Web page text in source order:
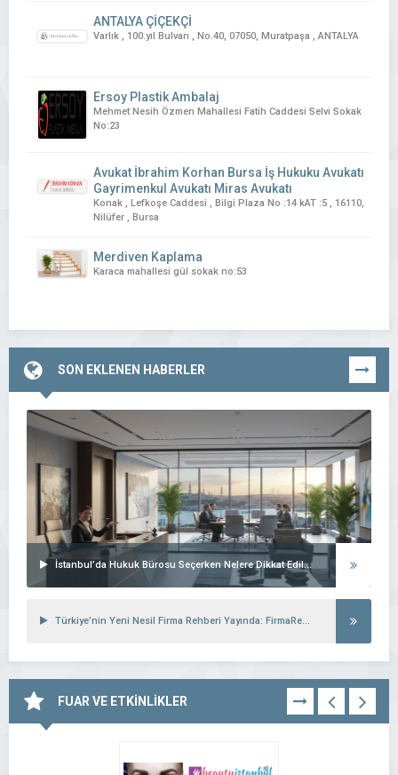
ANTALYA ÇİÇEKÇİ
Varlık , 100.yıl Bulvarı , No.40, 07050, Muratpaşa , ANTALYA
Ersoy Plastik Ambalaj
Mehmet Nesih Özmen Mahallesi Fatih Caddesi Selvi Sokak
No:23
Avukat İbrahim Korhan Bursa İş Hukuku Avukatı
Gayrimenkul Avukatı Miras Avukatı
Konak , Lefkoşe Caddesi , Bilgi Plaza No :14 kAT :5 , 16110,
Nilüfer , Bursa
Merdiven Kaplama
Karaca mahallesi gül sokak no:53
SON EKLENEN HABERLER TÜMÜNÜ
GÖR
İstanbul’da Hukuk Bürosu Seçerken Nelere Dikkat Edilmeli?
Türkiye’nin Yeni Nesil Firma Rehberi Yayında: FirmaRehberin.com.tr!
FUAR VE ETKİNLİKLER TÜMÜNÜ
GÖR